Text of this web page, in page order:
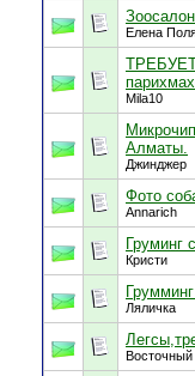
Елена
Mila10
Алматы.
Джинджер
Фото
Annarich
Груминг
Кристи
Ляличка
Восточный